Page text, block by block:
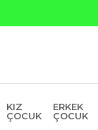
KIZ
ÇOCUK
ERKEK
ÇOCUK